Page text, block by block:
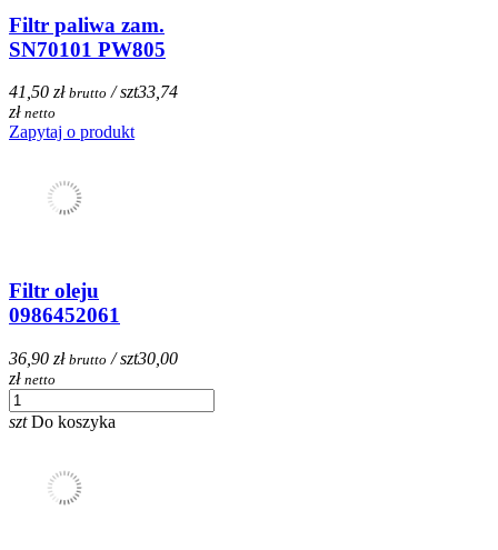
Filtr paliwa zam.
SN70101 PW805
41,50 zł brutto / szt33,74
zł netto
Zapytaj o produkt
Filtr oleju
0986452061
36,90 zł brutto / szt30,00
zł netto
szt Do koszyka